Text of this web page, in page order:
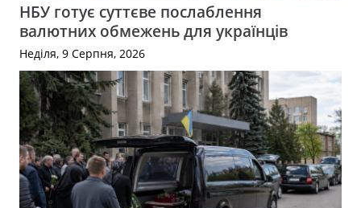
НБУ готує суттєве послаблення
валютних обмежень для українців
Неділя, 9 Серпня, 2026